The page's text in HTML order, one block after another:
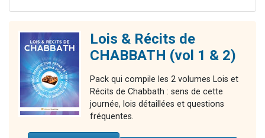
Lois & Récits de
CHABBATH (vol 1 & 2)
Pack qui compile les 2 volumes Lois et
Récits de Chabbath : sens de cette
journée, lois détaillées et questions
fréquentes.